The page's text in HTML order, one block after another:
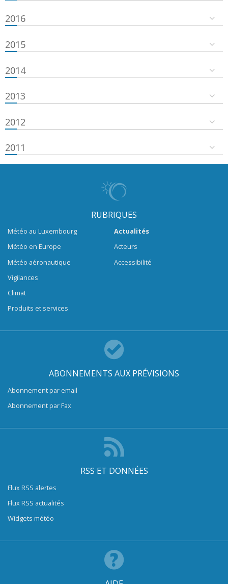
2016
2015
2014
2013
2012
2011
RUBRIQUES
Météo au Luxembourg
Météo en Europe
Météo aéronautique
Vigilances
Climat
Produits et services
Actualités
Acteurs
Accessibilité
ABONNEMENTS AUX PRÉVISIONS
Abonnement par email
Abonnement par Fax
RSS ET DONNÉES
Flux RSS alertes
Flux RSS actualités
Widgets météo